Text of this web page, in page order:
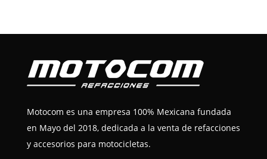
Motocom es una empresa 100% Mexicana fundada
en Mayo del 2018, dedicada a la venta de refacciones
y accesorios para motocicletas.